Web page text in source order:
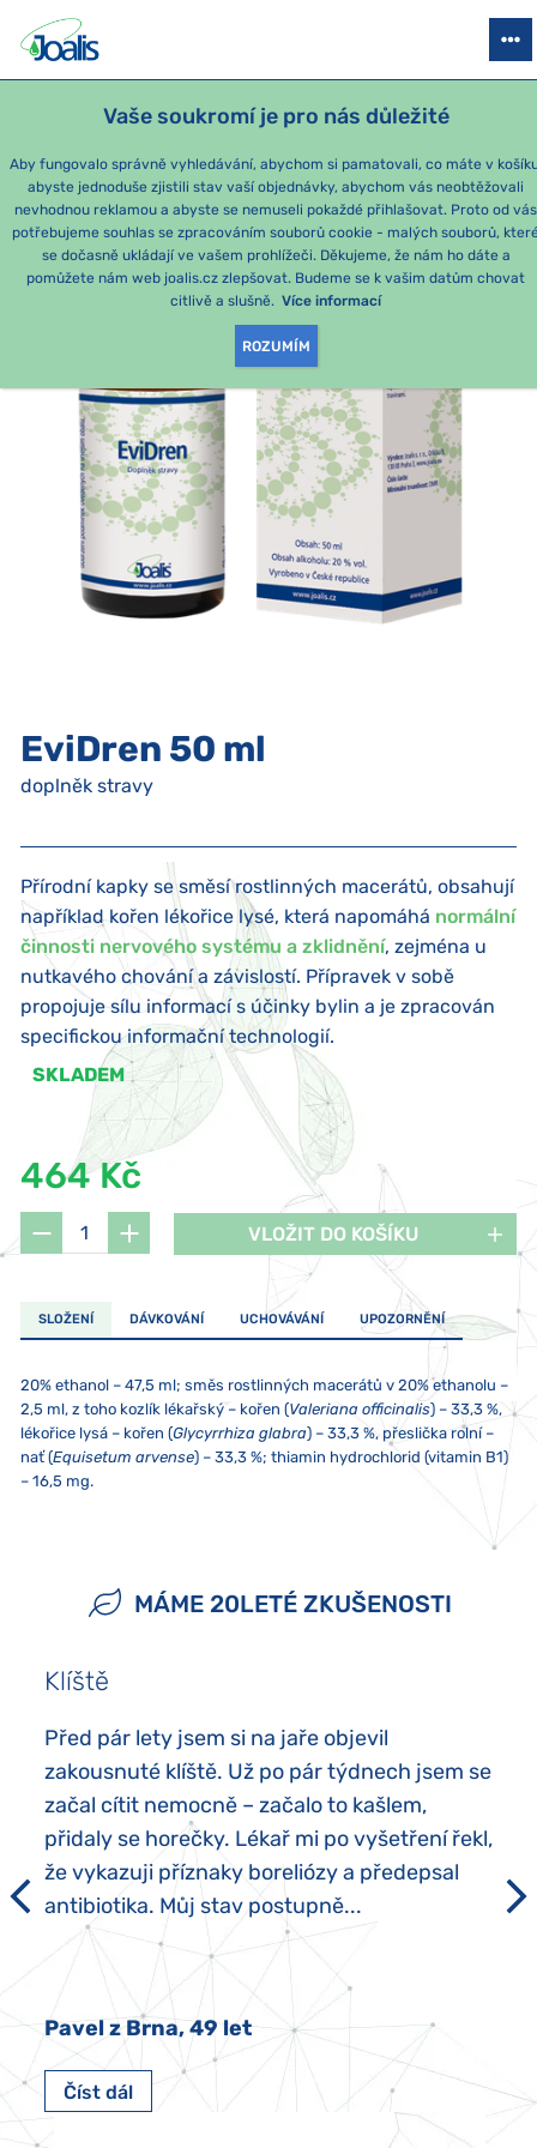
Vaše soukromí je pro nás důležité
Aby fungovalo správně vyhledávání, abychom si pamatovali, co máte v
abyste jednoduše zjistili stav vaší objednávky, abychom vás neobtěžovali
nevhodnou reklamou a abyste se nemuseli pokaždé přihlašovat. Proto od vás
potřebujeme souhlas se zpracováním souborů cookie - malých souborů,
se dočasně ukládají ve vašem prohlížeči. Děkujeme, že nám ho dáte a
pomůžete nám web joalis.cz zlepšovat. Budeme se k vašim datům chovat
citlivě a slušně. Více informací
ROZUMÍM
PRODUKTY PODLE OBTÍŽÍ SEZÓNNÍ BALÍČKY PRO DĚTI
e-shop Joalis PODLE KATEGORIE Joalis emoce EviDren 50
EviDren 50 ml
doplněk stravy
Přírodní kapky se směsí rostlinných macerátů, obsahují
například kořen lékořice lysé, která napomáhá normální
činnosti nervového systému a zklidnění, zejména u
nutkavého chování a závislostí. Přípravek v sobě
propojuje sílu informací s účinky bylin a je zpracován
specifickou informační technologií.
SKLADEM
464 Kč
VLOŽIT DO KOŠÍKU
SLOŽENÍ DÁVKOVÁNÍ UCHOVÁVÁNÍ UPOZORNĚNÍ
20% ethanol – 47,5 ml; směs rostlinných macerátů v 20% ethanolu –
2,5 ml, z toho kozlík lékařský – kořen (Valeriana officinalis) – 33,3 %,
lékořice lysá – kořen (Glycyrrhiza glabra) – 33,3 %, přeslička rolní –
nať (Equisetum arvense) – 33,3 %; thiamin hydrochlorid (vitamin B1)
– 16,5 mg.
přípravků Joalis zároveň, doporučujeme aplikaci s odstupem alespoň
Nepoužívejte kovovou lžičku!
nebo mobilního telefonu). Obsah přípravku nesmí přijít do styku s
Přípravek není vhodný pro děti, těhotné a kojící ženy. Doplněk stravy
neslouží jako náhrada pestré stravy a nenahrazuje léky předepsané
závadu. V případě alergie na jakoukoliv složku přípravek neužívejte!
MÁME 20LETÉ ZKUŠENOSTI
Klíště
Před pár lety jsem si na jaře objevil
zakousnuté klíště. Už po pár týdnech jsem se
začal cítit nemocně – začalo to kašlem,
přidaly se horečky. Lékař mi po vyšetření řekl,
že vykazuji příznaky boreliózy a předepsal
antibiotika. Můj stav postupně...
Pavel z Brna, 49 let
Číst dál